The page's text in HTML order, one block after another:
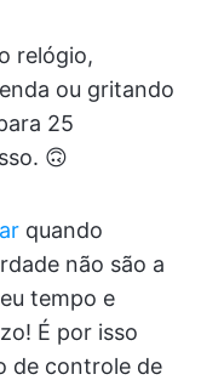
relógio,
ou gritando
25
🙃
quando
não são a
tempo e
É por isso
de controle de